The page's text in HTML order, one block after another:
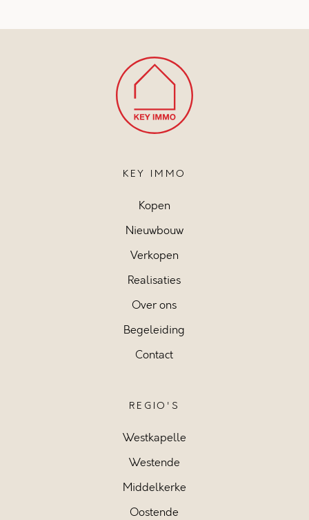
KEY IMMO
Kopen
Nieuwbouw
Verkopen
Realisaties
Over ons
Begeleiding
Contact
REGIO'S
Westkapelle
Westende
Middelkerke
Oostende